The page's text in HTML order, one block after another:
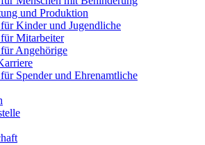
und Produktion
Kinder und Jugendliche
Mitarbeiter
Angehörige
Spender und Ehrenamtliche